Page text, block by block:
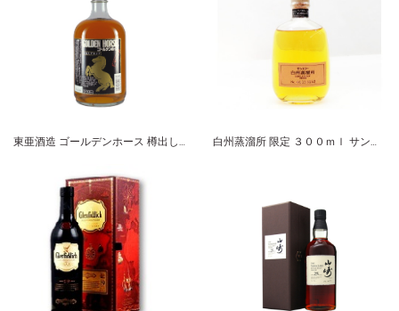
東亜酒造 ゴールデンホース 樽出しブレンド 白州蒸溜所 限定 ３００ｍｌ サントリー シングルモルト